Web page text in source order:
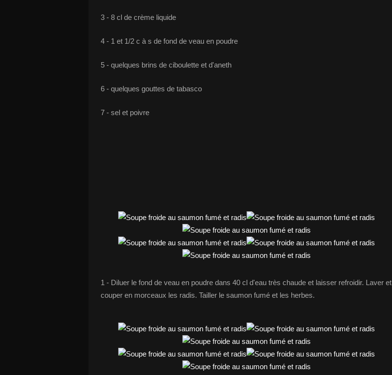
3 - 8 cl de crème liquide
4 - 1 et 1/2 c à s de fond de veau en poudre
5 - quelques brins de ciboulette et d'aneth
6 - quelques gouttes de tabasco
7 - sel et poivre
1 - Diluer le fond de veau en poudre dans 40 cl d'eau très chaude et laisser refroidir. Laver et
couper en morceaux les radis. Tailler le saumon fumé et les herbes.